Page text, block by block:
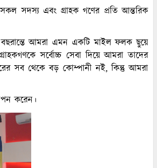
সদস্য এবং গ্রাহক গণের প্রতি আন্তরিক
বছরান্তে আমরা এমন একটি মাইল ফলক ছুয়ে
সর্বোচ্চ সেবা দিয়ে আমরা তাদের
সব থেকে বড় কোম্পানী নই, কিন্তু আমরা
করেন।